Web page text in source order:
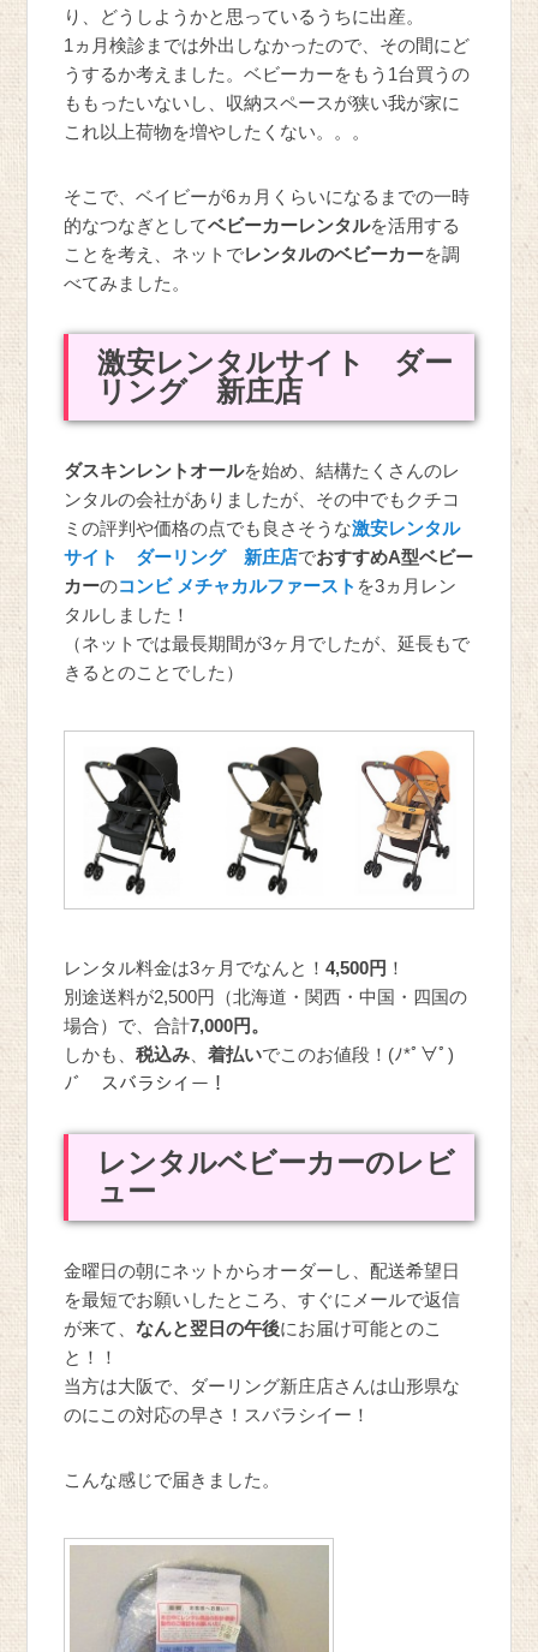
り、どうしようかと思っているうちに出産。
1ヵ月検診までは外出しなかったので、その間にど
うするか考えました。ベビーカーをもう1台買うの
ももったいないし、収納スペースが狭い我が家に
これ以上荷物を増やしたくない。。。
そこで、ベイビーが6ヵ月くらいになるまでの一時
的なつなぎとしてベビーカーレンタルを活用する
ことを考え、ネットでレンタルのベビーカーを調
べてみました。
激安レンタルサイト ダー
リング 新庄店
ダスキンレントオールを始め、結構たくさんのレ
ンタルの会社がありましたが、その中でもクチコ
ミの評判や価格の点でも良さそうな激安レンタル
サイト ダーリング 新庄店でおすすめA型ベビー
カーのコンビ メチャカルファースト を3ヵ月レン
タルしました！
（ネットでは最長期間が3ヶ月でしたが、延長もで
きるとのことでした）
レンタル料金は3ヶ月でなんと！4,500円 ！
別途送料が2,500円（北海道・関西・中国・四国の
場合）で、合計7,000円。
しかも、税込み 、着払いでこのお値段！(ﾉ*ﾟ∀ﾟ)
ﾉﾞ スバラシイー！
レンタルベビーカーのレビ
ュー
金曜日の朝にネットからオーダーし、配送希望日
を最短でお願いしたところ、すぐにメールで返信
が来て、なんと翌日の午後にお届け可能とのこ
と！！
当方は大阪で、ダーリング新庄店さんは山形県な
のにこの対応の早さ！スバラシイー！
こんな感じで届きました。